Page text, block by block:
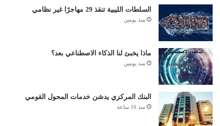
السلطات الليبية تنقذ 29 مهاجرًا غير نظامي
منذ يومين
ماذا يخبئ لنا الذكاء الاصطناعي بعد؟
منذ يومين
البنك المركزي يدشن خدمات المحول القومي
منذ 16 ساعة